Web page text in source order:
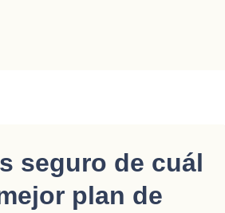
seguro de cuál
plan de